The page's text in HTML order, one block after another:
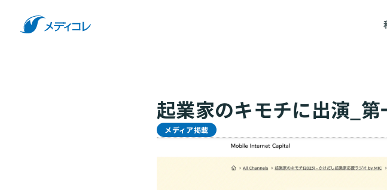
起業家のキモチに出演_
メディア掲載